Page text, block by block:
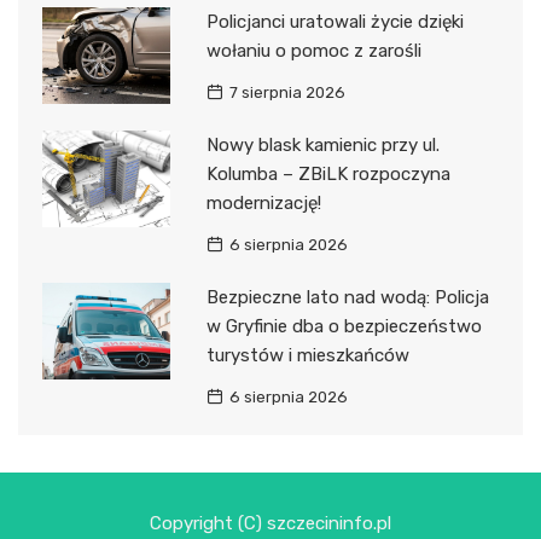
Policjanci uratowali życie dzięki
wołaniu o pomoc z zarośli
7 sierpnia 2026
Nowy blask kamienic przy ul.
Kolumba – ZBiLK rozpoczyna
modernizację!
6 sierpnia 2026
Bezpieczne lato nad wodą: Policja
w Gryfinie dba o bezpieczeństwo
turystów i mieszkańców
6 sierpnia 2026
Copyright (C) szczecininfo.pl